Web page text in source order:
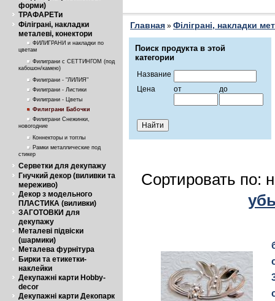
форми)
ТРАФАРЕТи
Філіграні, накладки
металеві, конектори
ФИЛИГРАНИ и накладки по
цветам
Филиграни с СЕТТИНГОМ (под
кабошон/камею)
Филиграни - "ЛИЛИЯ"
Филиграни - Листики
Филиграни - Цветы
Филиграни Бабочки
Филиграни Снежинки,
новогодние
Коннекторы и тогглы
Рамки металлические под
стикер
Серветки для декупажу
Гнучкий декор (виливки та
мереживо)
Декор з модельного
ПЛАСТИКА (виливки)
ЗАГОТОВКИ для
декупажу
Металеві підвіски
(шармики)
Металева фурнітура
Бирки та етикетки-
наклейки
Декупажні карти Hobby-
decor
Декупажні карти Декопарк
Главная » Філіграні, накладки
Поиск продукта в этой
категории
Название
Цена
от до
Сортировать по: